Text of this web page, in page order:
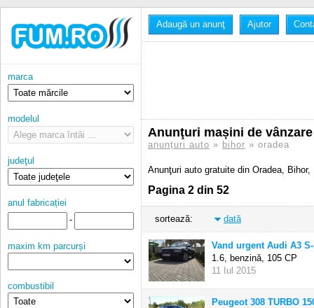
marca
modelul
judeţul
anul fabricației
-
maxim km parcurși
combustibil
Adaugă un anunţ Ajutor
Anunţuri mașini de
anunțuri auto » bihor » oradea
Anunţuri auto gratuite din Oradea, Bihor,
Pagina 2 din 52
sortează: dată
Vand urgent Audi A3
1.6, benzină, 105 CP
11 Iul 2015
Peugeot 308 TURBO